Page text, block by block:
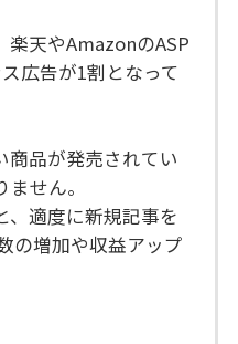
楽天やAmazonのASP
広告が1割となって
商品が発売されてい
せん。
、適度に新規記事を
の増加や収益アップ